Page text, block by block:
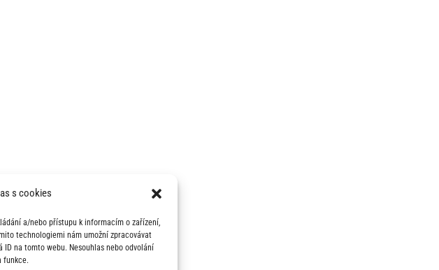
s cookies
a/nebo přístupu k informacím o zařízení,
technologiemi nám umožní zpracovávat
na tomto webu. Nesouhlas nebo odvolání
funkce.